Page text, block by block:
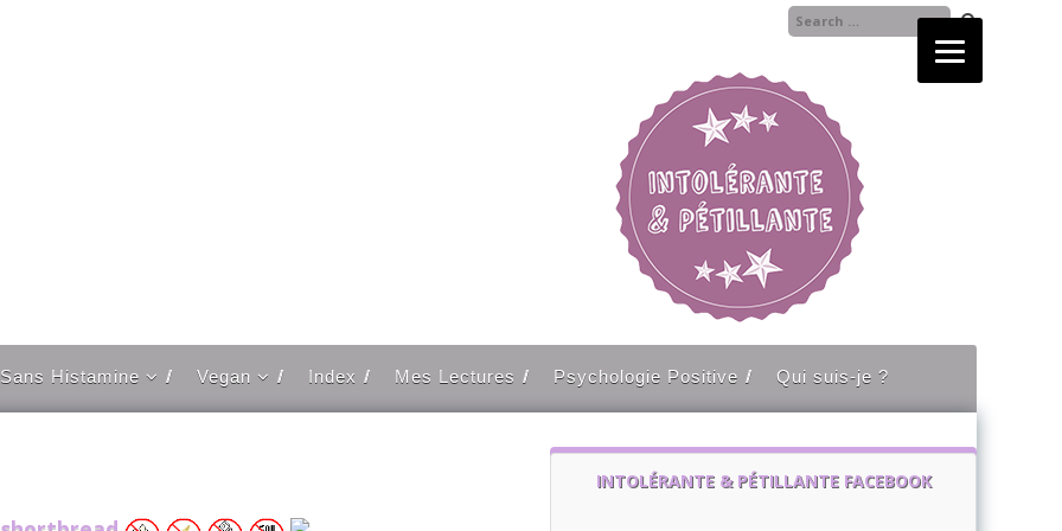
Sans Histamine
Histamines
Vegan
Vegan Salées
Index Mes Lectures Psychologie Positive Qui suis-je ?
INTOLÉRANTE & PÉTILLANTE FACEBOOK